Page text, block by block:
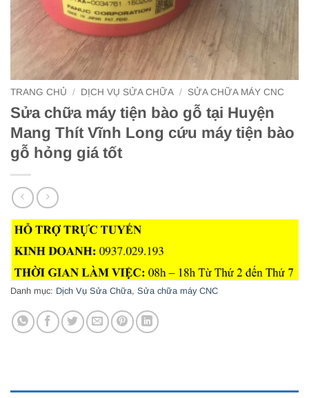
TRANG CHỦ / DỊCH VỤ SỬA CHỮA / SỬA CHỮA MÁY CNC
Sửa chữa máy tiện bào gỗ tại Huyện
Mang Thít Vĩnh Long cứu máy tiện bào
gỗ hỏng giá tốt
Danh mục: Dịch Vụ Sửa Chữa, Sửa chữa máy CNC